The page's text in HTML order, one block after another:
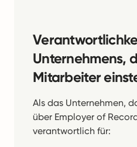
Unternehmens,
Mitarbeiter
Als das Unternehmen,
über Employer of
verantwortlich für: